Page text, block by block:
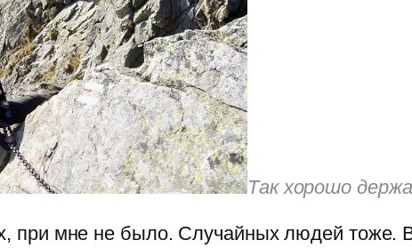
Так хорошо
при мне не было. Случайных людей тоже.